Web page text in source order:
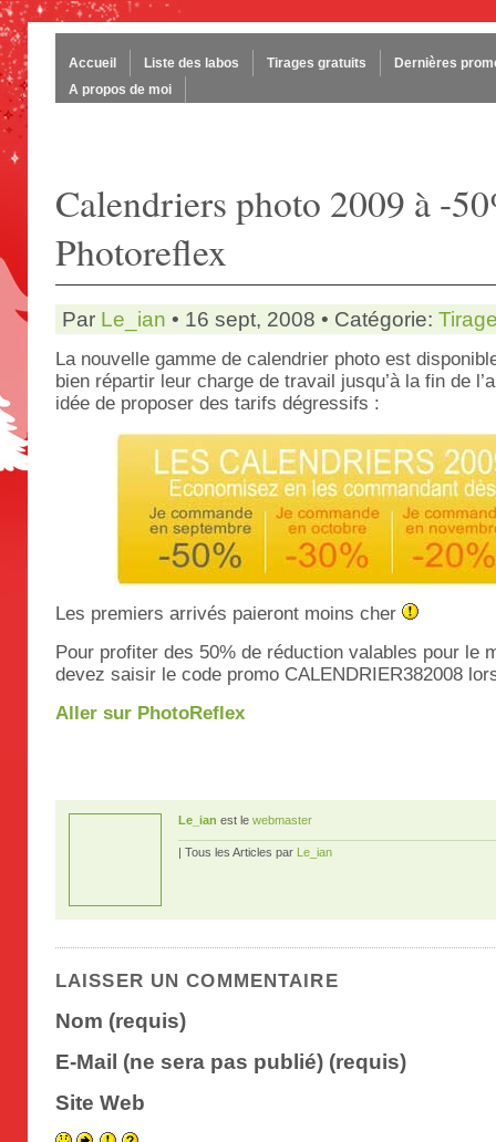
Accueil Liste des labos Tirages gratuits
Dernières
A propos de moi
Calendriers photo 2009 à -
Photoreflex
Par Le_ian • 16 sept, 2008 • Catégorie:
La nouvelle gamme de calendrier photo est
bien répartir leur charge de travail jusqu’à la fin de
idée de proposer des tarifs dégressifs :
Les premiers arrivés paieront moins cher
Pour profiter des 50% de réduction valables pour le
devez saisir le code promo CALENDRIER382008
Aller sur PhotoReflex
Le_ian est le webmaster
| Tous les Articles par Le_ian
LAISSER UN COMMENTAIRE
Nom (requis)
E-Mail (ne sera pas publié) (requis)
Site Web